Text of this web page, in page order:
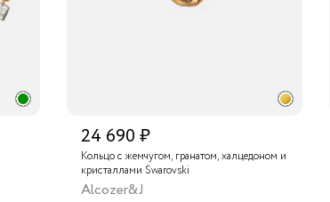
24 690 ₽
Кольцо с жемчугом, гранатом, халцедоном и
кристаллами Swarovski
Alcozer&J